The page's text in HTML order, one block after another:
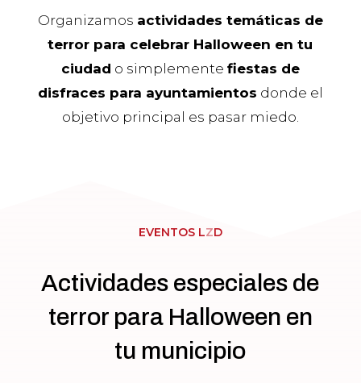
Organizamos actividades temáticas de
terror para celebrar Halloween en tu
ciudad o simplemente fiestas de
disfraces para ayuntamientos donde el
objetivo principal es pasar miedo.
EVENTOS LZD
Actividades especiales de
terror para Halloween en
tu municipio